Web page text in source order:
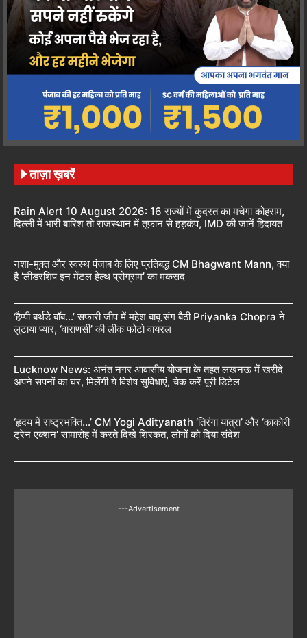
ताज़ा ख़बरें
Rain Alert 10 August 2026: 16 राज्यों में कुदरत का मचेगा कोहराम,
दिल्ली में भारी बारिश तो राजस्थान में तूफान से हड़कंप, IMD की जानें हिदायत
नशा-मुक्त और स्वस्थ पंजाब के लिए प्रतिबद्ध CM Bhagwant Mann, क्या
है ‘लीडरशिप इन मेंटल हेल्थ प्रोग्राम’ का मकसद
‘हैप्पी बर्थडे बॉब…’ सफारी जीप में महेश बाबू संग बैठी Priyanka Chopra ने
लुटाया प्यार, ‘वाराणसी’ की लीक फोटो वायरल
Lucknow News: अनंत नगर आवासीय योजना के तहत लखनऊ में खरीदे
अपने सपनों का घर, मिलेंगी ये विशेष सुविधाएं, चेक करें पूरी डिटेल
‘हृदय में राष्ट्रभक्ति…’ CM Yogi Adityanath ‘तिरंगा यात्रा’ और ‘काकोरी
ट्रेन एक्शन’ सामारोह में करते दिखे शिरकत, लोगों को दिया संदेश
---Advertisement---